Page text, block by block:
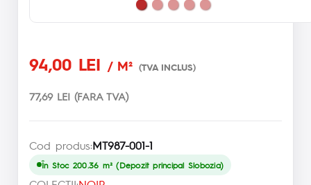
94,00 LEI / M² (TVA INCLUS)
77,69 LEI (FARA TVA)
Cod produs:MT987-001-1
În Stoc 200.36 m² (Depozit principal Slobozia)